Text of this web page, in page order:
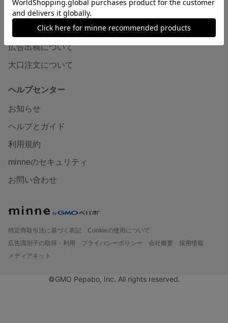
minneの本
企業の方へ
広告出稿について
大口注文について
ヘルプセンター
お知らせ
ヘルプとガイド
利用規約
minneのセキュリティ
お問い合わせ
特定商取引法に基づく表記
Cookieの使用について
広告識別子の取得・利用
プライバシーポリシー 会社概要
採用情報
メディアキット
©GMO Pepabo, Inc. All rights reserved.